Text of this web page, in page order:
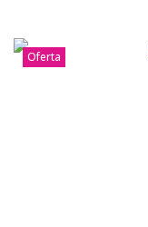
Oferta